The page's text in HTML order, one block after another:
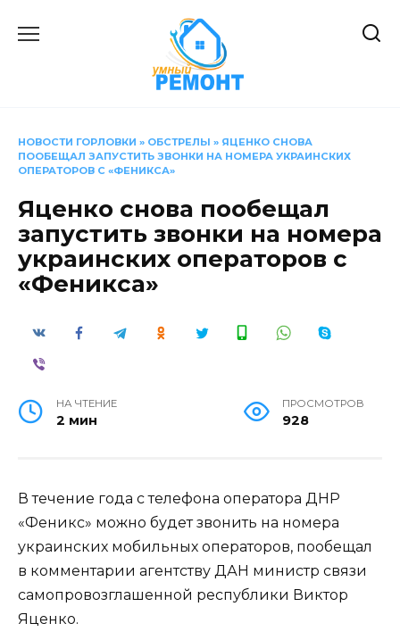
НОВОСТИ ГОРЛОВКИ » ОБСТРЕЛЫ » ЯЦЕНКО СНОВА
ПООБЕЩАЛ ЗАПУСТИТЬ ЗВОНКИ НА НОМЕРА УКРАИНСКИХ
ОПЕРАТОРОВ С «ФЕНИКСА»
Яценко снова пообещал
запустить звонки на номера
украинских операторов с
«Феникса»
НА ЧТЕНИЕ
2 мин
ПРОСМОТРОВ
928
В течение года с телефона оператора ДНР
«Феникс» можно будет звонить на номера
украинских мобильных операторов, пообещал
в комментарии агентству ДАН министр связи
самопровозглашенной республики Виктор
Яценко.